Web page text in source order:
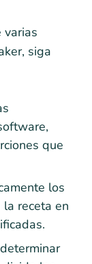
varias
siga
que
los
receta en